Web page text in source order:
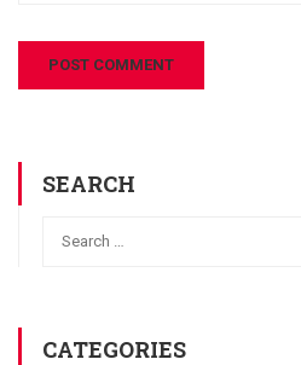
SEARCH
CATEGORIES